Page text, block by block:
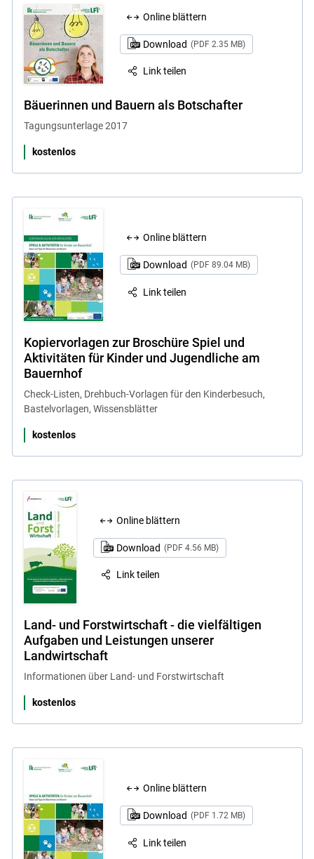
Online blättern
Download (PDF 2.35 MB)
Link teilen
Bäuerinnen und Bauern als Botschafter
Tagungsunterlage 2017
kostenlos
Online blättern
Download (PDF 89.04 MB)
Link teilen
Kopiervorlagen zur Broschüre Spiel und
Aktivitäten für Kinder und Jugendliche am
Bauernhof
Check-Listen, Drehbuch-Vorlagen für den Kinderbesuch,
Bastelvorlagen, Wissensblätter
kostenlos
Online blättern
Download (PDF 4.56 MB)
Link teilen
Land- und Forstwirtschaft - die vielfältigen
Aufgaben und Leistungen unserer
Landwirtschaft
Informationen über Land- und Forstwirtschaft
kostenlos
Online blättern
Download (PDF 1.72 MB)
Link teilen